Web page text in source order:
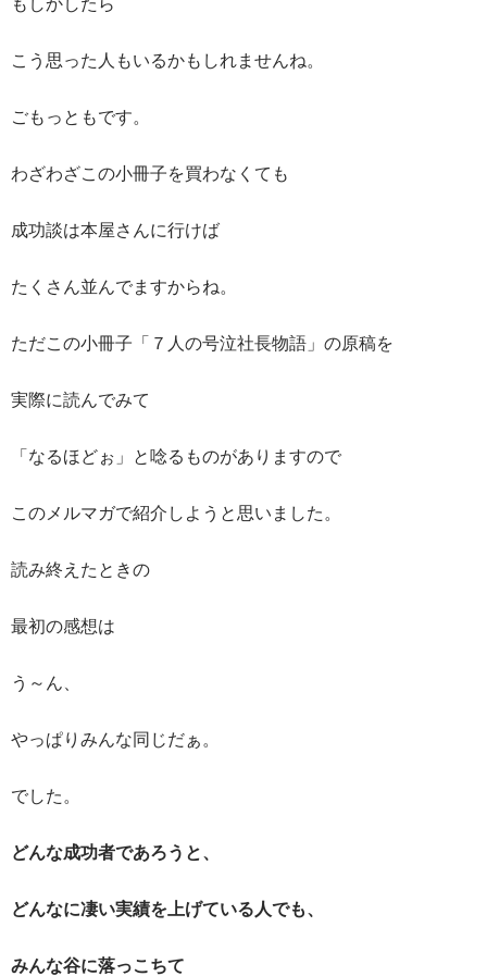
こう思った人もいるかもしれませんね。
ごもっともです。
わざわざこの小冊子を買わなくても
成功談は本屋さんに行けば
たくさん並んでますからね。
ただこの小冊子「７人の号泣社長物語」の原稿を
実際に読んでみて
「なるほどぉ」と唸るものがありますので
このメルマガで紹介しようと思いました。
読み終えたときの
最初の感想は
う～ん、
やっぱりみんな同じだぁ。
でした。
どんな成功者であろうと、
どんなに凄い実績を上げている人でも、
みんな谷に落っこちて